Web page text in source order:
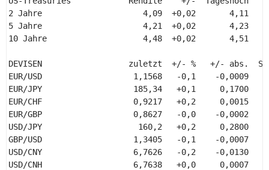
2 Jahre                     4,09  +0,02       4,11
5 Jahre                     4,21  +0,02       4,23
10 Jahre                    4,48  +0,02       4,51
DEVISEN                  zuletzt  +/- %   +/- abs.
EUR/USD                   1,1568   -0,1    -0,0009
EUR/JPY                   185,34   +0,1     0,1700
EUR/CHF                   0,9217   +0,2     0,0015
EUR/GBP                   0,8627   -0,0    -0,0002
USD/JPY                    160,2   +0,2     0,2800
GBP/USD                   1,3405   -0,1    -0,0007
USD/CNY                   6,7626   -0,2    -0,0130
USD/CNH                   6,7638   +0,0     0,0007